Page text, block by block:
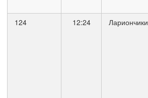
124 12:24 Лариончики